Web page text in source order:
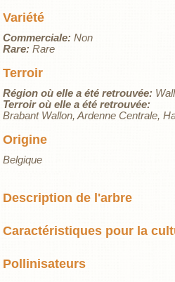
Variété
Commerciale: Non
Rare: Rare
Terroir
Région où elle a été retrouvée:
Terroir où elle a été retrouvée:
Brabant Wallon Ardenne Centrale
Origine
Belgique
Description de l'arbre
Caractéristiques pour la
Pollinisateurs